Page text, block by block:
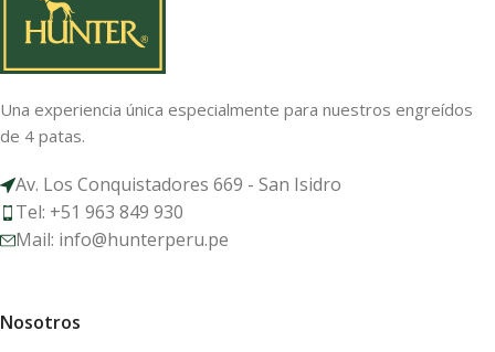
Una experiencia única especialmente para nuestros engreídos
de 4 patas.
Av. Los Conquistadores 669 - San Isidro
Tel: +51 963 849 930
Mail: info@hunterperu.pe
Nosotros